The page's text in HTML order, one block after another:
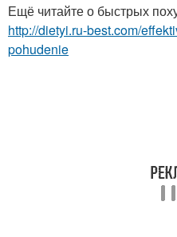
Ещё читайте о быстрых
http://dietyi.ru-best.com/
pohudenie